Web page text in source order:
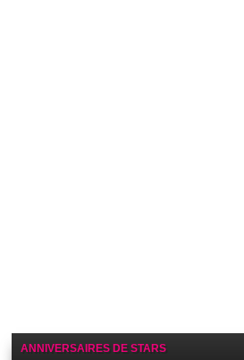
ANNIVERSAIRES DE STARS